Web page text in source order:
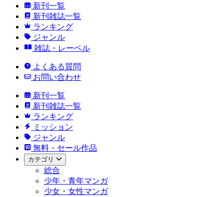
新刊一覧
新刊雑誌一覧
ランキング
ジャンル
雑誌・レーベル
よくある質問
お問い合わせ
新刊一覧
新刊雑誌一覧
ランキング
ミッション
ジャンル
無料・セール作品
カテゴリ
総合
少年・青年マンガ
少女・女性マンガ